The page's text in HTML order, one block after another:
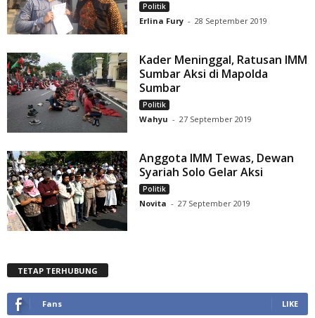
Politik
Erlina Fury - 28 September 2019
Kader Meninggal, Ratusan IMM
Sumbar Aksi di Mapolda
Sumbar
Politik
Wahyu - 27 September 2019
Anggota IMM Tewas, Dewan
Syariah Solo Gelar Aksi
Politik
Novita - 27 September 2019
TETAP TERHUBUNG
Fans LIKE